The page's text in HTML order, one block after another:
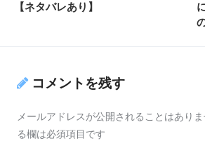
【ネタバレあり】
コメントを残す
メールアドレスが公開されることはありま
る欄は必須項目です